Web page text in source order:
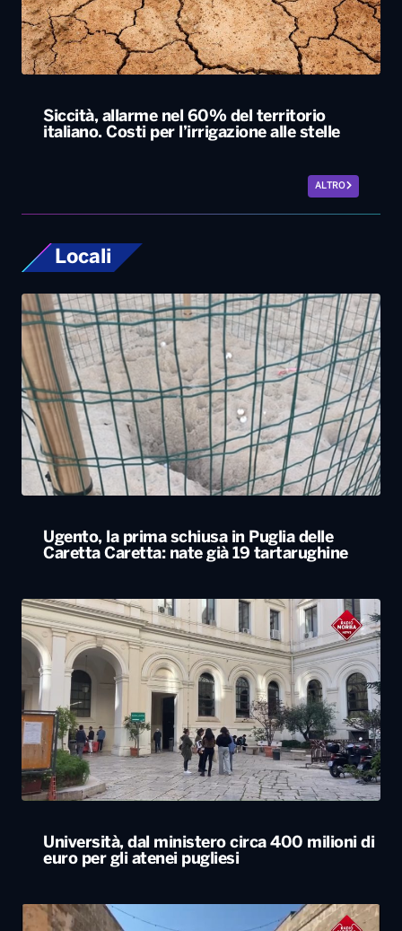
Siccità, allarme nel 60% del territorio
italiano. Costi per l’irrigazione alle stelle
ALTRO
Locali
Ugento, la prima schiusa in Puglia delle
Caretta Caretta: nate già 19 tartarughine
Università, dal ministero circa 400 milioni di
euro per gli atenei pugliesi